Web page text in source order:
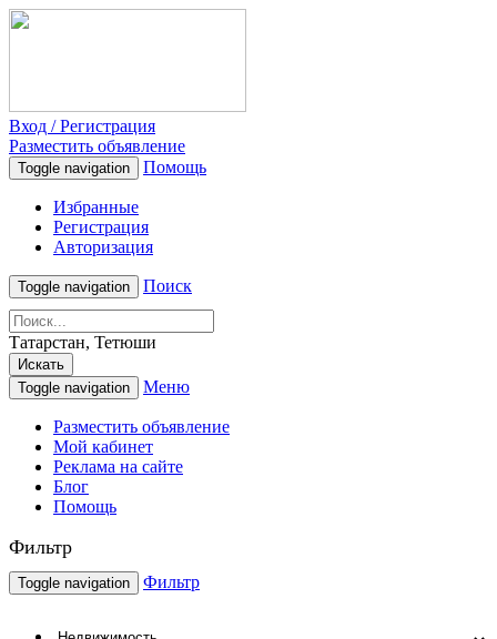
Вход / Регистрация
Разместить объявление
Toggle navigation Помощь
Избранные
Регистрация
Авторизация
Toggle navigation Поиск
Татарстан, Тетюши
Искать
Toggle navigation
Меню
Разместить объявление
Мой кабинет
Реклама на сайте
Блог
Помощь
Фильтр
Toggle navigation Фильтр